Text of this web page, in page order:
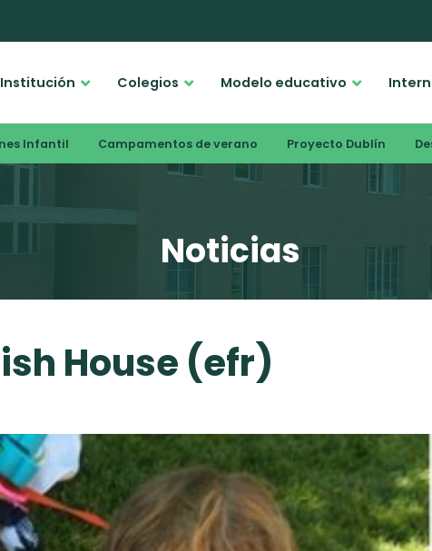
Institución Colegios Modelo educativo
Infantil Campamentos de verano Proyecto Dublín
Noticias
House (efr)